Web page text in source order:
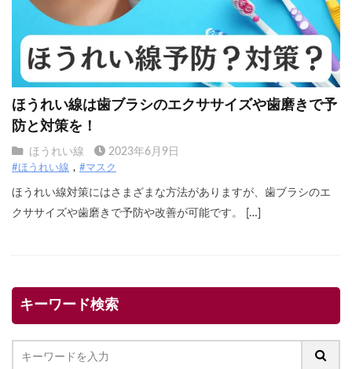
ほうれい線は歯ブラシのエクササイズや歯磨きで予
防と対策を！
ほうれい線 2023年6月9日
#ほうれい線 #マスク
ほうれい線対策にはさまざまな方法がありますが、歯ブラシのエ
クササイズや歯磨きで予防や改善が可能です。 […]
キーワード検索